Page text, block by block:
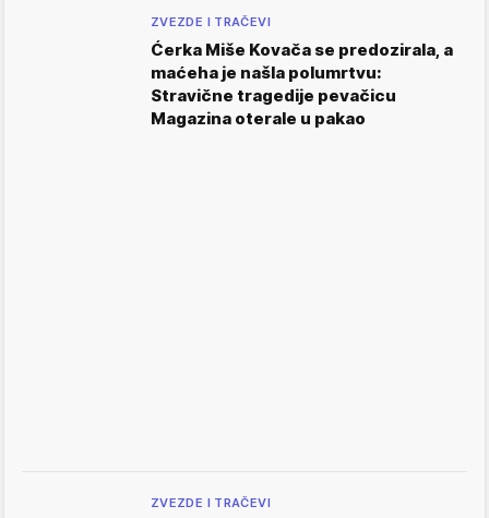
ZVEZDE I TRAČEVI
Ćerka Miše Kovača se predozirala, a
maćeha je našla polumrtvu:
Stravične tragedije pevačicu
Magazina oterale u pakao
ZVEZDE I TRAČEVI